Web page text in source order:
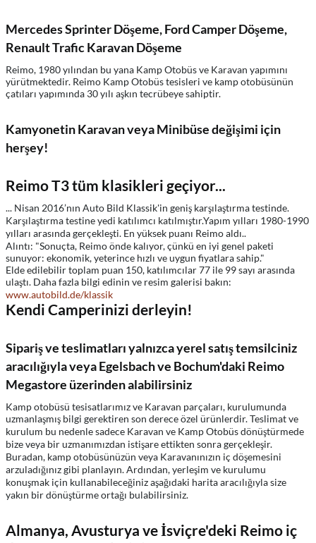
Mercedes Sprinter Döşeme, Ford Camper Döşeme,
Renault Trafic Karavan Döşeme
Reimo, 1980 yılından bu yana Kamp Otobüs ve Karavan yapımını
yürütmektedir. Reimo Kamp Otobüs tesisleri ve kamp otobüsünün
çatıları yapımında 30 yılı aşkın tecrübeye sahiptir.
Kamyonetin Karavan veya Minibüse değişimi için
herşey!
Reimo T3 tüm klasikleri geçiyor...
... Nisan 2016’nın Auto Bild Klassik'in geniş karşılaştırma testinde.
Karşılaştırma testine yedi katılımcı katılmıştır.Yapım yılları 1980-1990
yılları arasında gerçekleşti. En yüksek puanı Reimo aldı..
Alıntı: "Sonuçta, Reimo önde kalıyor, çünkü en iyi genel paketi
sunuyor: ekonomik, yeterince hızlı ve uygun fiyatlara sahip."
Elde edilebilir toplam puan 150, katılımcılar 77 ile 99 sayı arasında
ulaştı. Daha fazla bilgi edinin ve resim galerisi bakın:
www.autobild.de/klassik
Kendi Camperinizi derleyin!
Sipariş ve teslimatları yalnızca yerel satış temsilciniz
aracılığıyla veya Egelsbach ve Bochum'daki Reimo
Megastore üzerinden alabilirsiniz
Kamp otobüsü tesisatlarımız ve Karavan parçaları, kurulumunda
uzmanlaşmış bilgi gerektiren son derece özel ürünlerdir. Teslimat ve
kurulum bu nedenle sadece Karavan ve Kamp Otobüs dönüştürmede
bize veya bir uzmanımızdan istişare ettikten sonra gerçekleşir.
Buradan, kamp otobüsünüzün veya Karavanınızın iç döşemesini
arzuladığınız gibi planlayın. Ardından, yerleşim ve kurulumu
konuşmak için kullanabileceğiniz aşağıdaki harita aracılığıyla size
yakın bir dönüştürme ortağı bulabilirsiniz.
Almanya, Avusturya ve İsviçre'deki Reimo iç